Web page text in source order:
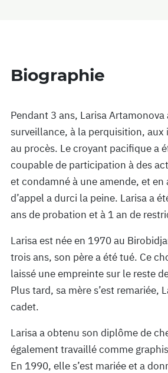
Biographie
Pendant 3 ans, Larisa
surveillance, à la perquisition, aux
au procès. Le croyant pacifique a
coupable de participation à des
et condamné à une amende, et
d’appel a durci la peine. Larisa a
ans de probation et à 1 an de
Larisa est née en 1970 au
trois ans, son père a été tué. Ce
laissé une empreinte sur le reste
Plus tard, sa mère s’est remariée,
cadet.
Larisa a obtenu son diplôme de
également travaillé comme
En 1990, elle s’est mariée et a